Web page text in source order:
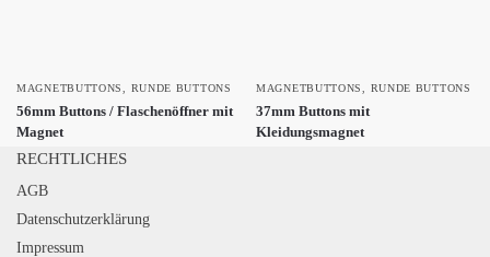
MAGNETBUTTONS RUNDE BUTTONS
56mm Buttons / Flaschenöffner mit
Magnet
MAGNETBUTTONS RUNDE BUTTONS
37mm Buttons mit
Kleidungsmagnet
RECHTLICHES
AGB
Datenschutzerklärung
Impressum